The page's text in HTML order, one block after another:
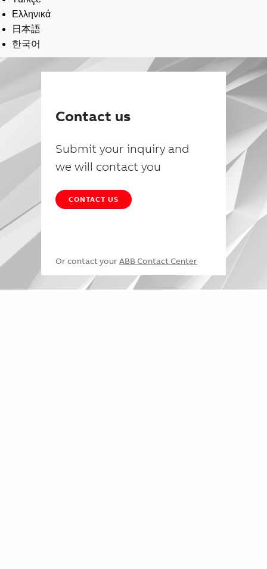
Ελληνικά
日本語
한국어
Contact us
Submit your inquiry and
we will contact you
CONTACT US
Or contact your ABB Contact Center